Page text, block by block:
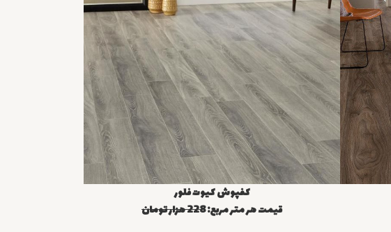
کفپوش کیوت فلور
قیمت هر متر مربع:228 هزار تومان